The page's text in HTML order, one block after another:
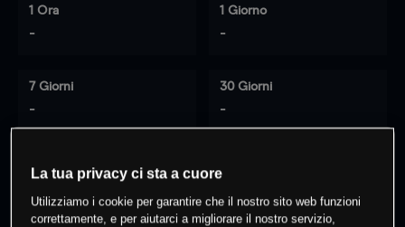
1 Ora
-
1 Giorno
-
7 Giorni
-
30 Giorni
-
% dei clienti hanno posizioni
questo prodotto
La tua privacy ci sta a cuore
Utilizziamo i cookie per garantire che il nostro sito web funzioni
correttamente, e per aiutarci a migliorare il nostro servizio,